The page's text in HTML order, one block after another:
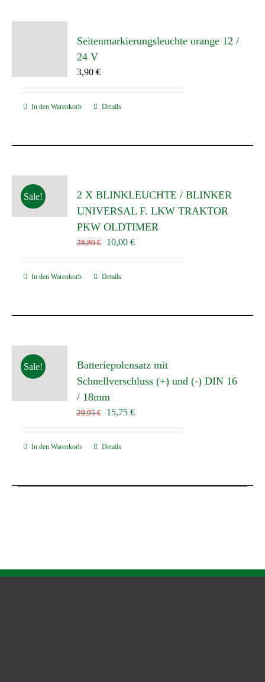
Seitenmarkierungsleuchte orange 12 /
24 V
3,90 €
In den Warenkorb Details
Sale!
2 X BLINKLEUCHTE / BLINKER
UNIVERSAL F. LKW TRAKTOR
PKW OLDTIMER
28,80€
Ursprünglicher
10,00 €Aktueller
In den Warenkorb Details
Sale!
Batteriepolensatz mit
Schnellverschluss (+) und (-) DIN 16
/ 18mm
20,95€
Ursprünglicher
15,75 €Aktueller
In den Warenkorb Details